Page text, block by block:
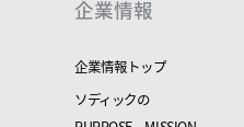
企業情報
企業情報トップ
ソディックの